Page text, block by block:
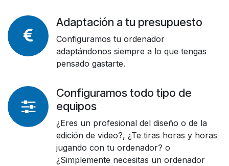
Adaptación a tu presupuesto
Configuramos tu ordenador
adaptándonos siempre a lo que tengas
pensado gastarte.
Configuramos todo tipo de
equipos
¿Eres un profesional del diseño o de la
edición de video?, ¿Te tiras horas y horas
jugando con tu ordenador? o
¿Simplemente necesitas un ordenador